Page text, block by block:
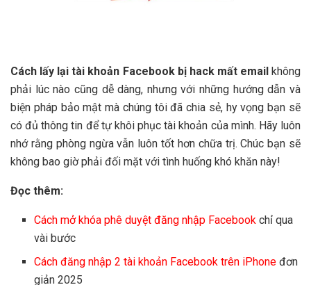
Cách lấy lại tài khoản Facebook bị hack mất emailkhông
phải lúc nào cũng dễ dàng, nhưng với những hướng dẫn và
biện pháp bảo mật mà chúng tôi đã chia sẻ, hy vọng bạn sẽ
có đủ thông tin để tự khôi phục tài khoản của mình. Hãy luôn
nhớ rằng phòng ngừa vẫn luôn tốt hơn chữa trị. Chúc bạn sẽ
không bao giờ phải đối mặt với tình huống khó khăn này!
Đọc thêm:
Cách mở khóa phê duyệt đăng nhập Facebook chỉ qua
vài bước
Cách đăng nhập 2 tài khoản Facebook trên iPhone đơn
giản 2025